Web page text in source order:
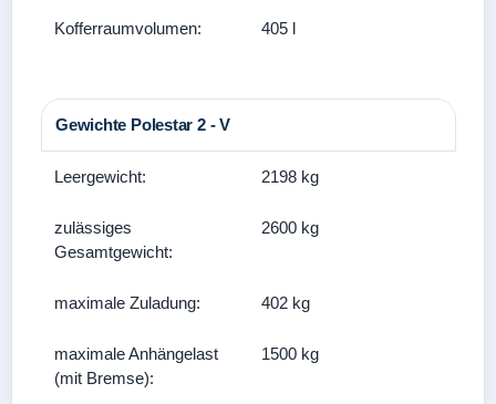
Kofferraumvolumen: 405 l
Gewichte Polestar 2 - V
Leergewicht: 2198 kg
zulässiges
Gesamtgewicht:
2600 kg
maximale Zuladung: 402 kg
maximale Anhängelast
(mit Bremse):
1500 kg